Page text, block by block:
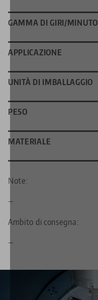
GAMMA DI GIRI/MINUTO
APPLICAZIONE
UNITÀ DI IMBALLAGGIO
PESO
MATERIALE
Note:
—
Ambito di consegna:
—